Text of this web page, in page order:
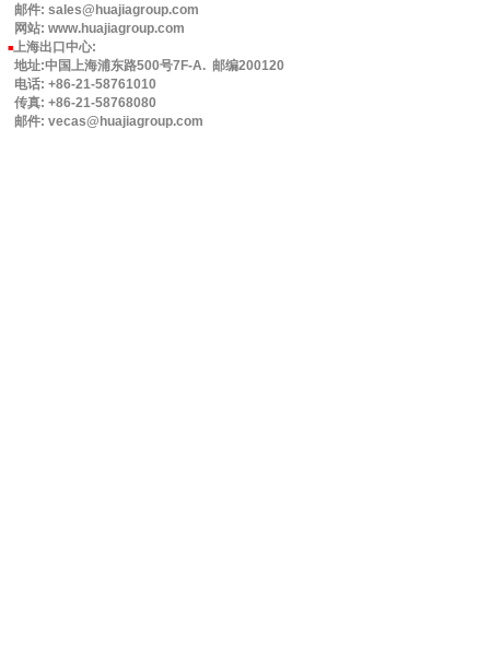
邮件: sales@huajiagroup.com
网站: www.huajiagroup.com
■上海出口中心:
地址:中国上海浦东路500号7F-A. 邮编200120
电话: +86-21-58761010
传真: +86-21-58768080
邮件: vecas@huajiagroup.com